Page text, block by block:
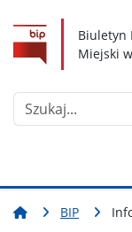
Biuletyn
Miejski
Szukaj
BIP